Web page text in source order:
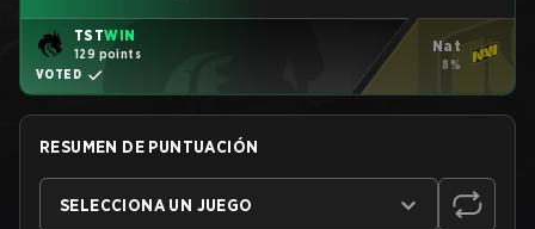
TSTWIN
129 points
VOTED
Nat
8%
RESUMEN DE PUNTUACIÓN
SELECCIONA UN JUEGO